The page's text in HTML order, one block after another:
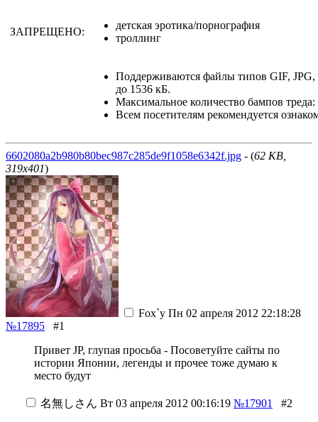
ЗАПРЕЩЕНО:
детская эротика/порнография
троллинг
Поддерживаются файлы типов GIF, JPG,
до 1536 кБ.
Максимальное количество бампов треда:
Всем посетителям рекомендуется
6602080a2b980b80bec987c285de9f1058e6342f.jpg - (62 KB,
319x401)
Fox`у Пн 02 апреля 2012 22:18:28
№17895
#1
Привет JP, глупая просьба - Посоветуйте сайты по
истории Японии, легенды и прочее тоже думаю к
место будут
名無しさん Вт 03 апреля 2012 00:16:19 №17901 #2